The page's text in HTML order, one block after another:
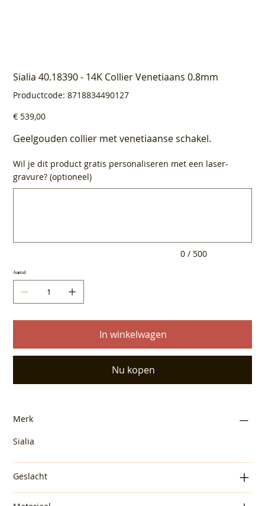
Sialia 40.18390 - 14K Collier Venetiaans 0.8mm
Productcode: Productcode
8718834490127
8718834490127
Prijs
€ 539,00
Geelgouden collier met venetiaanse schakel.
Wil je dit product gratis personaliseren met een laser-
gravure? (optioneel)
0 / 500
Aantal
In winkelwagen
Nu kopen
Merk
Sialia
Geslacht